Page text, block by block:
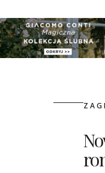
ZGŁOSZENIA